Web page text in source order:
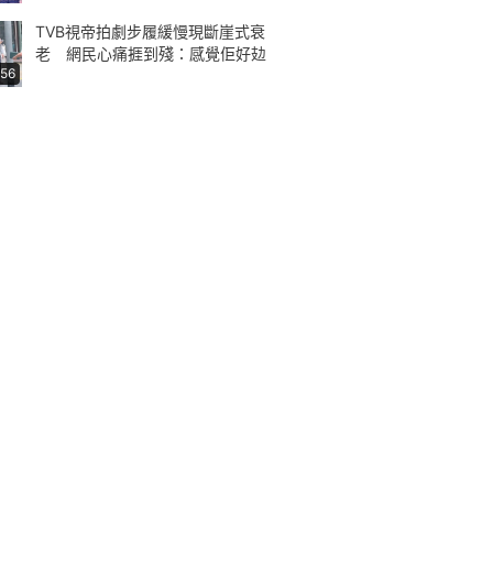
TVB視帝拍劇步履緩慢現斷崖式衰
老 網民心痛捱到殘：感覺佢好攰